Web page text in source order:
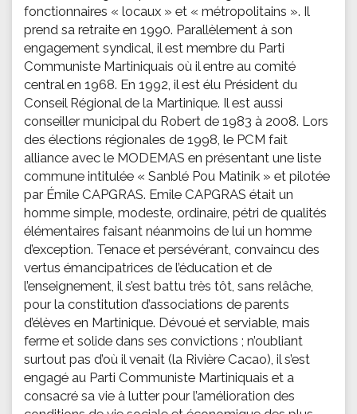
fonctionnaires « locaux » et « métropolitains ». Il
prend sa retraite en 1990. Parallèlement à son
engagement syndical, il est membre du Parti
Communiste Martiniquais où il entre au comité
central en 1968. En 1992, il est élu Président du
Conseil Régional de la Martinique. Il est aussi
conseiller municipal du Robert de 1983 à 2008. Lors
des élections régionales de 1998, le PCM fait
alliance avec le MODEMAS en présentant une liste
commune intitulée « Sanblé Pou Matinik » et pilotée
par Émile CAPGRAS. Emile CAPGRAS était un
homme simple, modeste, ordinaire, pétri de qualités
élémentaires faisant néanmoins de lui un homme
d’exception. Tenace et persévérant, convaincu des
vertus émancipatrices de l’éducation et de
l’enseignement, il s’est battu très tôt, sans relâche,
pour la constitution d’associations de parents
d’élèves en Martinique. Dévoué et serviable, mais
ferme et solide dans ses convictions ; n’oubliant
surtout pas d’où il venait (la Rivière Cacao), il s’est
engagé au Parti Communiste Martiniquais et a
consacré sa vie à lutter pour l’amélioration des